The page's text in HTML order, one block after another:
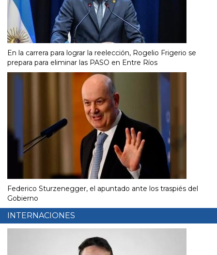
En la carrera para lograr la reelección, Rogelio Frigerio se
prepara para eliminar las PASO en Entre Ríos
Federico Sturzenegger, el apuntado ante los traspiés del
Gobierno
INTERNACIONES